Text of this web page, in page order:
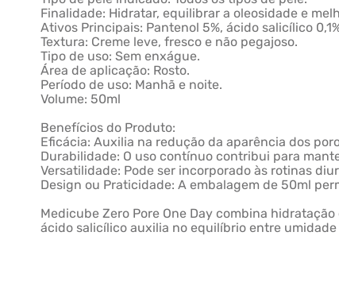
Finalidade: Hidratar, equilibrar a oleosidade e
Ativos Principais: Pantenol 5%, ácido salicílico
Textura: Creme leve, fresco e não pegajoso.
Tipo de uso: Sem enxágue.
Área de aplicação: Rosto.
Período de uso: Manhã e noite.
Volume: 50ml
Benefícios do Produto:
Eficácia: Auxilia na redução da aparência dos
Durabilidade: O uso contínuo contribui para
Versatilidade: Pode ser incorporado às rotinas
Design ou Praticidade: A embalagem de 50ml
Medicube Zero Pore One Day combina
ácido salicílico auxilia no equilíbrio entre